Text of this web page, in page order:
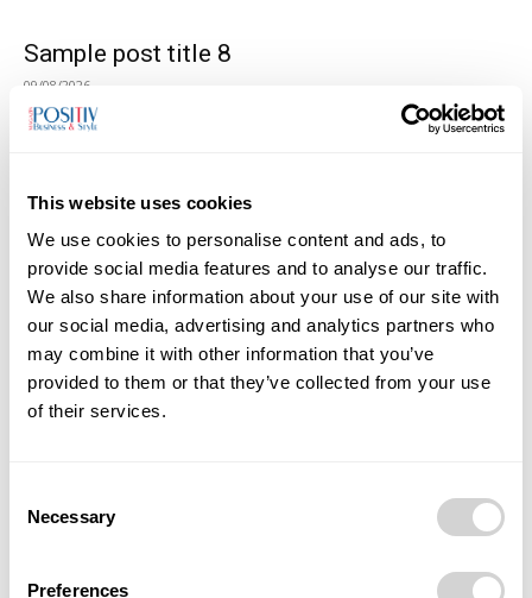
This website uses cookies
We use cookies to personalise content and ads, to
provide social media features and to analyse our traffic.
We also share information about your use of our site with
our social media, advertising and analytics partners who
may combine it with other information that you’ve
provided to them or that they’ve collected from your use
of their services.
Selection
Necessary
Preferences
Sample post title 8
09/08/2026
Sample post title 9
09/08/2026